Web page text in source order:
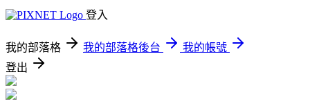
登入
我的部落格 我的部落格後台
我的帳號
登出